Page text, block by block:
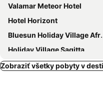
Valamar Meteor Hotel
Hotel Horizont
Bluesun Holiday Village Afrodita
Holiday Village Sagitta
Bluesun Hotel Soline
Zobraziť všetky pobyty v